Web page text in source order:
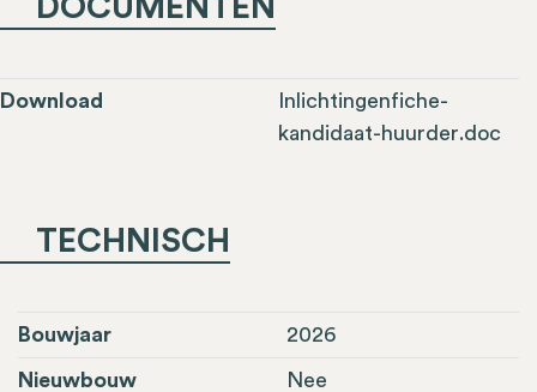
Download
Inlichtingenfiche-
kandidaat-huurder.doc
TECHNISCH
Bouwjaar 2026
Nieuwbouw Nee